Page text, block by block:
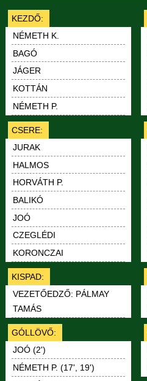
KEZDŐ:
NÉMETH K.
BAGÓ
JÁGER
KOTTÁN
NÉMETH P.
CSERE:
JURAK
HALMOS
HORVÁTH P.
BALIKÓ
JOÓ
CZEGLÉDI
KORONCZAI
KISPAD:
VEZETŐEDZŐ: PÁLMAY
TAMÁS
GÓLLÖVŐ:
JOÓ (2')
NÉMETH P. (17', 19')